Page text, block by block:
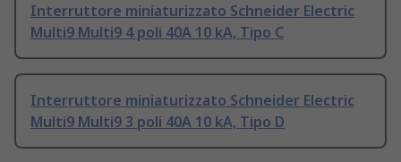
Interruttore miniaturizzato Schneider Electric
Multi9 Multi9 4 poli 40A 10 kA, Tipo C
Interruttore miniaturizzato Schneider Electric
Multi9 Multi9 3 poli 40A 10 kA, Tipo D